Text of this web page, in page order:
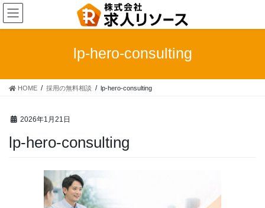
コ
ン
テ
ス
ナ
ビ
ゲ
ン
lp-hero-consulting
HOME 採用の無料相談 lp-hero-consulting
2026年1月21日
lp-hero-consulting